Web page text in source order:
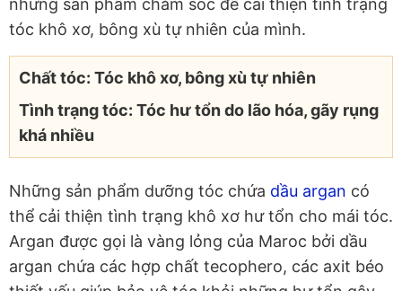
những sản phẩm chăm sóc để cải thiện tình trạng
tóc khô xơ, bông xù tự nhiên của mình.
Chất tóc: Tóc khô xơ, bông xù tự nhiên
Tình trạng tóc: Tóc hư tổn do lão hóa, gãy rụng
khá nhiều
Những sản phẩm dưỡng tóc chứa dầu argan có
thể cải thiện tình trạng khô xơ hư tổn cho mái tóc.
Argan được gọi là vàng lỏng của Maroc bởi dầu
argan chứa các hợp chất tecophero, các axit béo